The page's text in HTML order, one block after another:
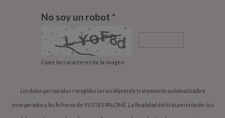
No soy un robot *
Copie los caracteres de la imagen
Los datos personales recogidos seran objeto de tratamiento automatizado e
incorporados a los ficheros de FUSTES PALOMÉ. La finalidad del tratamiento de sus